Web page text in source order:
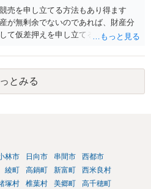
関係が既に破綻していたことや、
なかったと主張することもあります
、ご自身の場合にそれらの主張が
でも、公序良俗に反するほど高額
できるかは、相手も納得できるか
４ 質問④ ご記載の内容からは判断
記載しないで合意することはリス
としては、清算条項を記載するべき
す。 ご質問に対する回答は以上で
るかは別として、お近くの弁護士に
売を申し立てる方法もあり得ます
が無剰余でないのであれば、財産分
て仮差押えを申し立てる（法的には
るのであれば、担当弁護士とよく相
とみる
林市 日向市 串間市
西都市
綾町 高鍋町 新富町
西米良村
塚村 椎葉村 美郷町
高千穂町